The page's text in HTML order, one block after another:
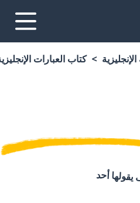
كتاب العبارات
أحد